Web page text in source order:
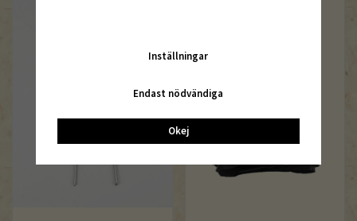
Inställningar
Endast nödvändiga
Okej